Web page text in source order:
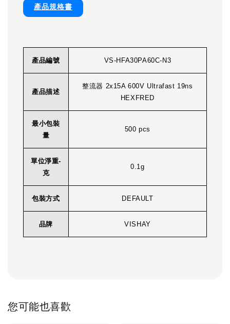
產品規格書
產品編號 VS-HFA30PA60C-N3
產品描述
整流器 2x15A 600V Ultrafast 19ns
HEXFRED
最小包裝
量
500 pcs
單位淨重-
克
0.1g
包裝方式 DEFAULT
品牌 VISHAY
您可能也喜歡